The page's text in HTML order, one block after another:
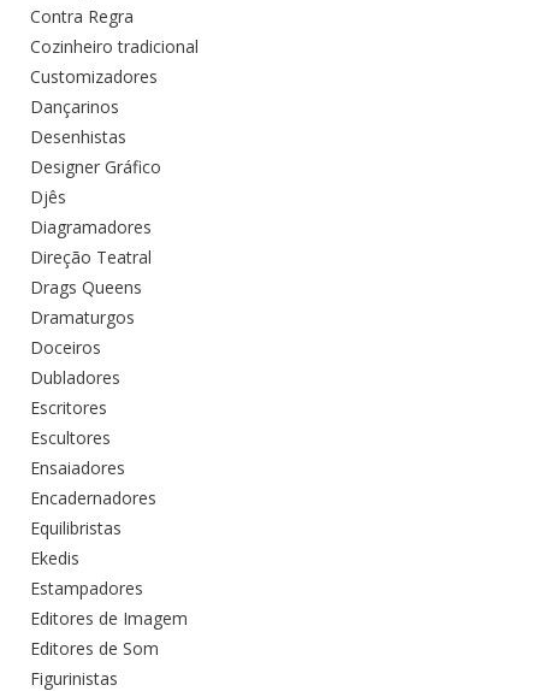
Contra Regra
Cozinheiro tradicional
Customizadores
Dançarinos
Desenhistas
Designer Gráfico
Djês
Diagramadores
Direção Teatral
Drags Queens
Dramaturgos
Doceiros
Dubladores
Escritores
Escultores
Ensaiadores
Encadernadores
Equilibristas
Ekedis
Estampadores
Editores de Imagem
Editores de Som
Figurinistas